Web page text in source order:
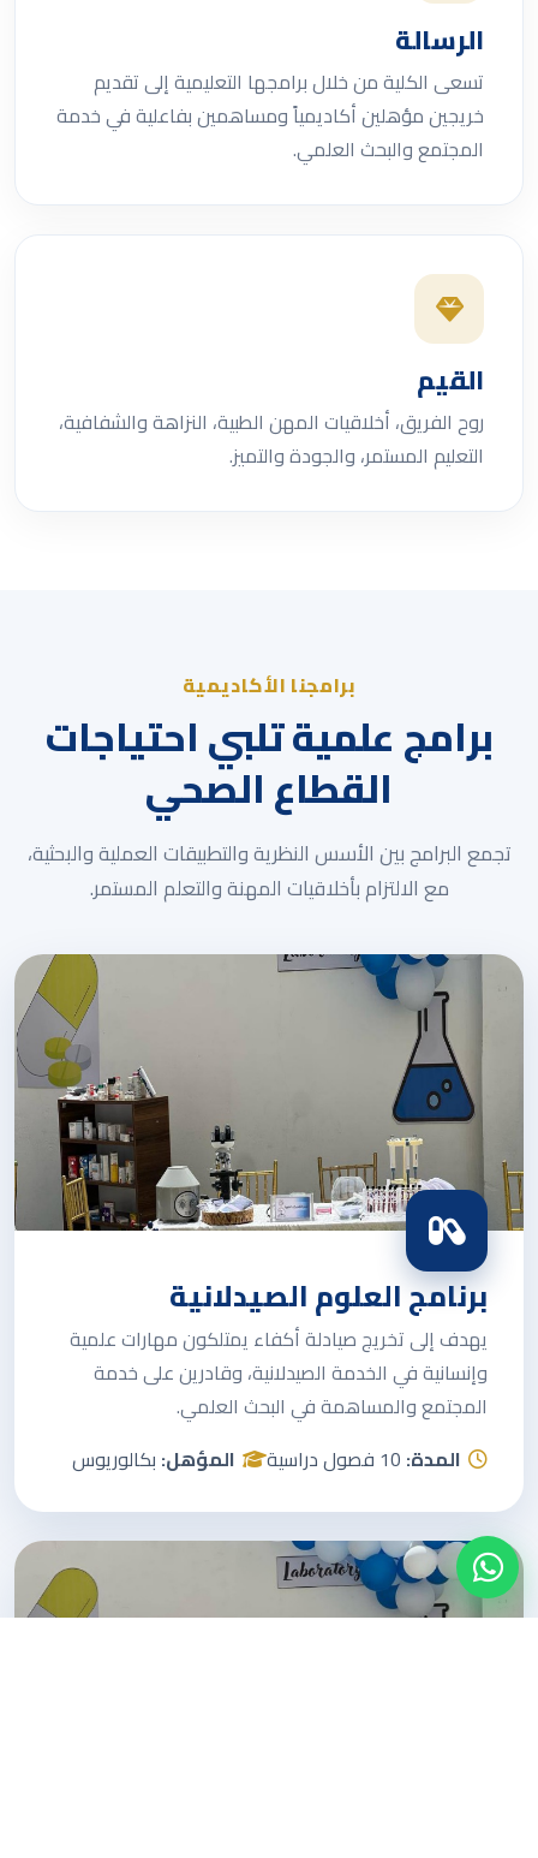
الرسالة
تسعى الكلية من خلال برامجها التعليمية إلى تقديم
خريجين مؤهلين أكاديمياً ومساهمين بفاعلية في خدمة
المجتمع والبحث العلمي.
القيم
روح الفريق، أخلاقيات المهن الطبية، النزاهة والشفافية،
التعليم المستمر، والجودة والتميز.
برامجنا الأكاديمية
برامج علمية تلبي احتياجات
القطاع الصحي
تجمع البرامج بين الأسس النظرية والتطبيقات العملية والبحثية،
مع الالتزام بأخلاقيات المهنة والتعلم المستمر.
برنامج العلوم الصيدلانية
يهدف إلى تخريج صيادلة أكفاء يمتلكون مهارات علمية
وإنسانية في الخدمة الصيدلانية، وقادرين على خدمة
المجتمع والمساهمة في البحث العلمي.
المدة:10 فصول دراسية المؤهل:بكالوريوس